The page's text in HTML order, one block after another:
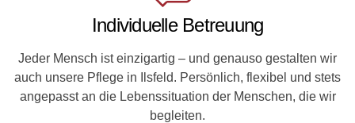
Individuelle Betreuung
Jeder Mensch ist einzigartig – und genauso gestalten wir
auch unsere Pflege in Ilsfeld. Persönlich, flexibel und stets
angepasst an die Lebenssituation der Menschen, die wir
begleiten.